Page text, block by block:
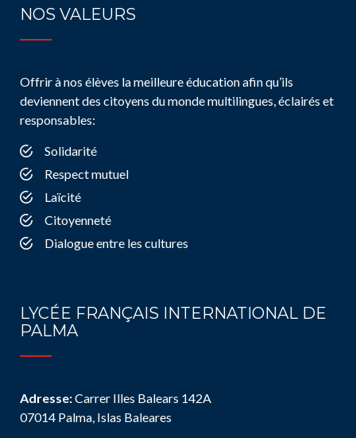
NOS VALEURS
Offrir à nos élèves la meilleure éducation afin qu’ils
deviennent des citoyens du monde multilingues, éclairés et
responsables:
Solidarité
Respect mutuel
Laïcité
Citoyenneté
Dialogue entre les cultures
LYCÉE FRANÇAIS INTERNATIONAL DE
PALMA
Adresse:Carrer Illes Balears 142A
07014 Palma, Islas Baleares